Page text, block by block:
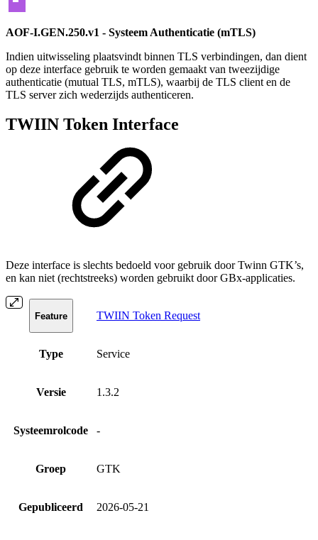
AOF-I.GEN.250.v1 - Systeem Authenticatie (mTLS)
Indien uitwisseling plaatsvindt binnen TLS verbindingen, dan dient
op deze interface gebruik te worden gemaakt van tweezijdige
authenticatie (mutual TLS, mTLS), waarbij de TLS client en de
TLS server zich wederzijds authenticeren.
TWIIN Token Interface
Deze interface is slechts bedoeld voor gebruik door Twinn GTK’s,
en kan niet (rechtstreeks) worden gebruikt door GBx-applicaties.
Feature TWIIN Token Request
Type Service
Versie 1.3.2
Systeemrolcode -
Groep GTK
Gepubliceerd 2026-05-21